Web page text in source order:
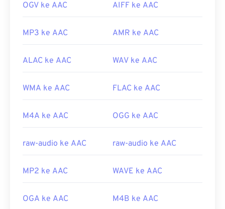
OGV ke AAC AIFF ke AAC
MP3 ke AAC AMR ke AAC
ALAC ke AAC WAV ke AAC
WMA ke AAC FLAC ke AAC
M4A ke AAC OGG ke AAC
raw-audio ke AAC raw-audio ke AAC
MP2 ke AAC WAVE ke AAC
OGA ke AAC M4B ke AAC